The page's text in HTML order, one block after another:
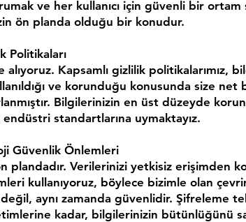
ve her kullanıcı için güvenli bir ortam
ön planda olduğu bir konudur.
Politikaları
Kapsamlı gizlilik politikalarımız,
ve korunduğu konusunda size net
Bilgilerinizin en üst düzeyde
standartlarına uymaktayız.
Güvenlik Önlemleri
plandadır. Verilerinizi yetkisiz erişimden
kullanıyoruz, böylece bizimle olan
aynı zamanda güvenlidir. Şifreleme
kadar, bilgilerinizin bütünlüğünü